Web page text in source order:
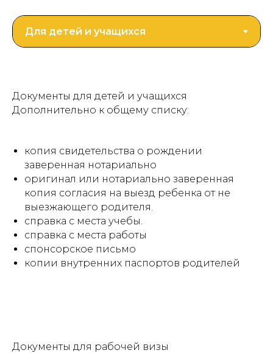
Документы для детей и учащихся
Дополнительно к общему списку:
копия свидетельства о рождении
заверенная нотариально
оригинал или нотариально заверенная
копия согласия на выезд ребенка от не
выезжающего родителя.
справка с места учебы.
справка с места работы
спонсорское письмо
копии внутренних паспортов родителей
Документы для рабочей визы